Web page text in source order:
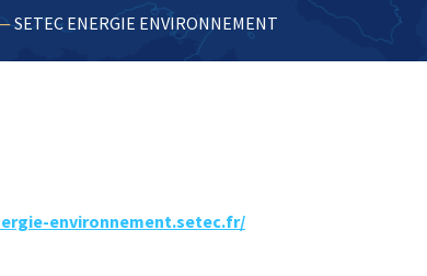
SETEC ENERGIE ENVIRONNEMENT
environnement.setec.fr/